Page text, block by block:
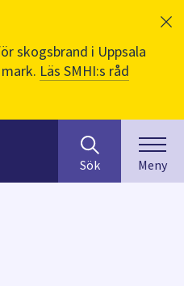
skogsbrand i Uppsala
Läs SMHI:s råd
efter
innehåll
på
Sök Meny